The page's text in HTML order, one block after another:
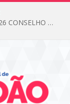
EDITAL DE CHAMADA PÚBLICA Nº 001/2026 CONSELHO DOS DIREITOS DA CRIANÇA E DO ADOLESCENTE